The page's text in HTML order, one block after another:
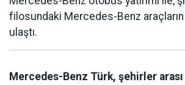
filosundaki Mercedes-Benz araçların
ulaştı.
Mercedes-Benz Türk, şehirler